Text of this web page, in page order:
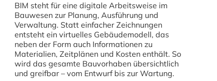
BIM steht für eine digitale Arbeitsweise im
Bauwesen zur Planung, Ausführung und
Verwaltung. Statt einfacher Zeichnungen
entsteht ein virtuelles Gebäudemodell, das
neben der Form auch Informationen zu
Materialien, Zeitplänen und Kosten enthält. So
wird das gesamte Bauvorhaben übersichtlich
und greifbar – vom Entwurf bis zur Wartung.